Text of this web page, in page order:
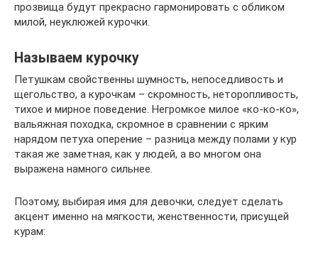
прозвища будут прекрасно гармонировать с обликом
милой, неуклюжей курочки.
Называем курочку
Петушкам свойственны шумность, непоседливость и
щегольство, а курочкам – скромность, неторопливость,
тихое и мирное поведение. Негромкое милое «ко-ко-ко»,
вальяжная походка, скромное в сравнении с ярким
нарядом петуха оперение – разница между полами у кур
такая же заметная, как у людей, а во многом она
выражена намного сильнее.
Поэтому, выбирая имя для девочки, следует сделать
акцент именно на мягкости, женственности, присущей
курам: